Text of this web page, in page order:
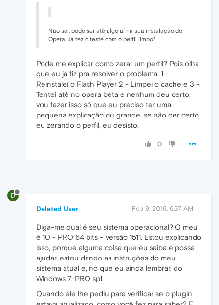
Não sei, pode ser até algo aí na sua instalação do
Opera. Já fez o teste com o perfil limpo?
Pode me explicar como zerar um perfil? Pois olha
que eu já fiz pra resolver o problema. 1 -
Reinstalei o Flash Player 2 - Limpei o cache e 3 -
Tentei até no opera beta e nenhum deu certo,
vou fazer isso só que eu preciso ter uma
pequena explicação ou grande, se não der certo
eu zerando o perfil, eu desisto.
0
D
Deleted User Feb 9, 2016, 6:37 AM
Diga-me qual é seu sistema operacional? O meu
é 10 - PRO 64 bits - Versão 1511. Estou explicando
isso, porque alguma coisa que eu saiba e possa
ajudar, estou dando as instruções do meu
sistema atual e, no que eu ainda lembrar, do
Windows 7-PRO sp1.
Quando ele lhe pediu para verificar se o plugin